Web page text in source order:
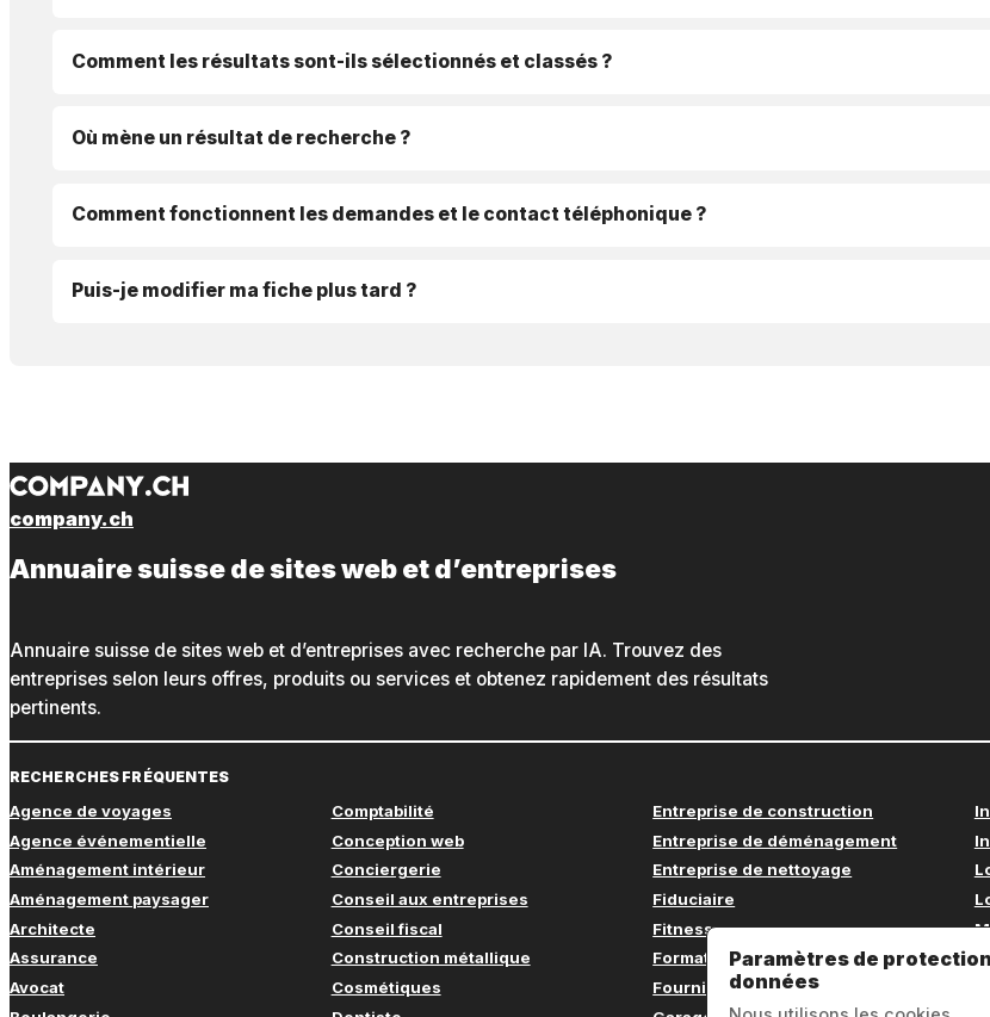
Comment les résultats sont-ils sélectionnés et classés ?
Où mène un résultat de recherche ?
Comment fonctionnent les demandes et le contact téléphonique ?
Puis-je modifier ma fiche plus tard ?
company.ch
Annuaire suisse de sites web et d’entreprises
Annuaire suisse de sites web et d’entreprises avec recherche par IA. Trouvez des
entreprises selon leurs offres, produits ou services et obtenez rapidement des résultats
pertinents.
RECHERCHES FRÉQUENTES
Agence de voyages
Agence événementielle
Aménagement intérieur
Aménagement paysager
Architecte
Assurance
Avocat
Comptabilité
Conception web
Conciergerie
Conseil aux entreprises
Conseil fiscal
Construction métallique
Cosmétiques
Entreprise de construction
Entreprise de déménagement
Entreprise de nettoyage
Fiduciaire
Fitness
Formation continue
Fournitures de bureau
Paramètres de
données